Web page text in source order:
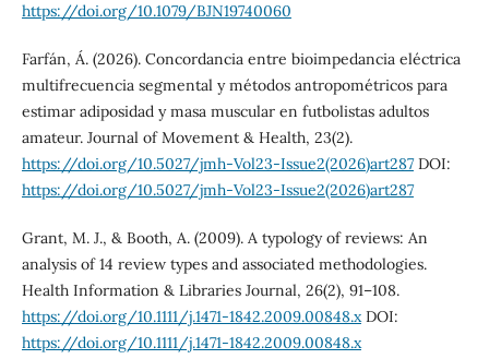
https://doi.org/10.1079/BJN19740060
Farfán, Á. (2026). Concordancia entre bioimpedancia eléctrica
multifrecuencia segmental y métodos antropométricos para
estimar adiposidad y masa muscular en futbolistas adultos
amateur. Journal of Movement & Health, 23(2).
https://doi.org/10.5027/jmh-Vol23-Issue2(2026)art287DOI:
https://doi.org/10.5027/jmh-Vol23-Issue2(2026)art287
Grant, M. J., & Booth, A. (2009). A typology of reviews: An
analysis of 14 review types and associated methodologies.
Health Information & Libraries Journal, 26(2), 91–108.
https://doi.org/10.1111/j.1471-1842.2009.00848.xDOI:
https://doi.org/10.1111/j.1471-1842.2009.00848.x